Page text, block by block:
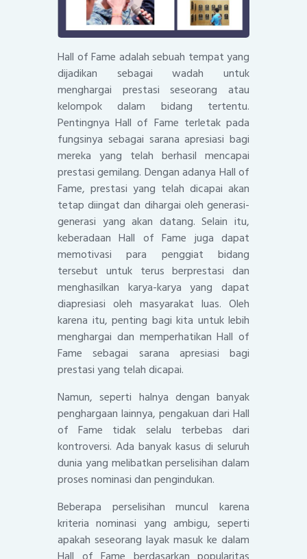
Hall of Fame adalah sebuah tempat yang
dijadikan sebagai wadah untuk
menghargai prestasi seseorang atau
kelompok dalam bidang tertentu.
Pentingnya Hall of Fame terletak pada
fungsinya sebagai sarana apresiasi bagi
mereka yang telah berhasil mencapai
prestasi gemilang. Dengan adanya Hall of
Fame, prestasi yang telah dicapai akan
tetap diingat dan dihargai oleh generasi-
generasi yang akan datang. Selain itu,
keberadaan Hall of Fame juga dapat
memotivasi para penggiat bidang
tersebut untuk terus berprestasi dan
menghasilkan karya-karya yang dapat
diapresiasi oleh masyarakat luas. Oleh
karena itu, penting bagi kita untuk lebih
menghargai dan memperhatikan Hall of
Fame sebagai sarana apresiasi bagi
prestasi yang telah dicapai.
Namun, seperti halnya dengan banyak
penghargaan lainnya, pengakuan dari Hall
of Fame tidak selalu terbebas dari
kontroversi. Ada banyak kasus di seluruh
dunia yang melibatkan perselisihan dalam
proses nominasi dan pengindukan.
Beberapa perselisihan muncul karena
kriteria nominasi yang ambigu, seperti
apakah seseorang layak masuk ke dalam